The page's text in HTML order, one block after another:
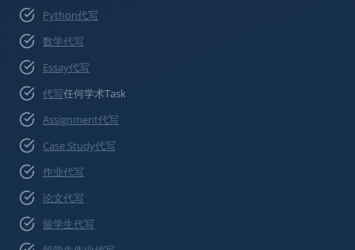
Python代写
数学代写
Essay代写
代写任何学术Task
Assignment代写
Case Study代写
作业代写
论文代写
留学生代写